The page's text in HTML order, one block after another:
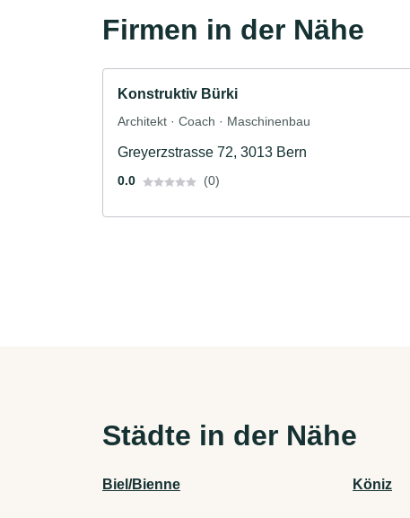
Firmen in der Nähe
Konstruktiv Bürki
Architekt · Coach · Maschinenbau
Greyerzstrasse 72, 3013 Bern
0.0 (0)
Städte in der Nähe
Biel/Bienne Köniz